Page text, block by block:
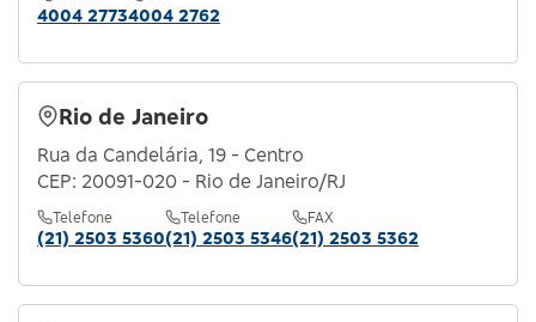
4004 27734004 2762
Rio de Janeiro
Rua da Candelária, 19 - Centro
CEP: 20091-020 - Rio de Janeiro/RJ
Telefone
(21) 2503 5360
Telefone
(21) 2503 5346
FAX
(21) 2503 5362